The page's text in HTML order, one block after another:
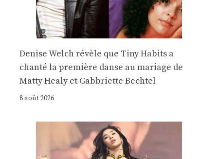
Denise Welch révèle que Tiny Habits a
chanté la première danse au mariage de
Matty Healy et Gabbriette Bechtel
8 août 2026